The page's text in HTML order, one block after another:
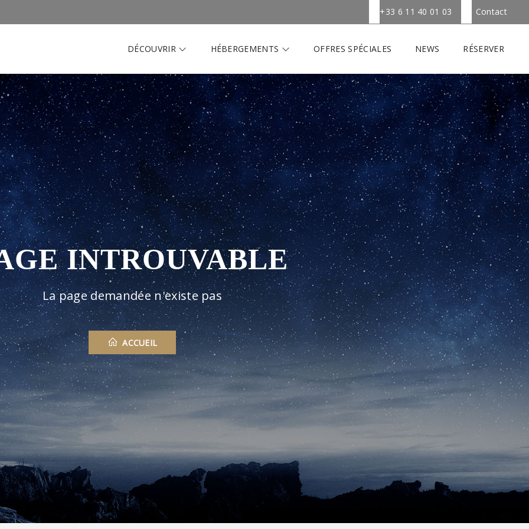
Contact
+33 6 11 40 01 03
DÉCOUVRIR HÉBERGEMENTS OFFRES SPÉCIALES NEWS RÉSERVER
INTROUVABLE
La page demandée n'existe pas
ACCUEIL